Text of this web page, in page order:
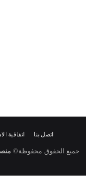
اتصل بنا اتفاقية
جميع الحقوق محفوظة©